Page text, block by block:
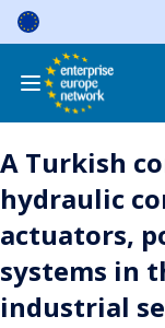
Skip
content
A Turkish
hydraulic
actuators,
systems in
industrial